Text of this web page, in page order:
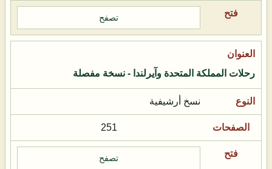
تصفح
رحلات المملكة المتحدة وآيرلندا - نسخة مفصلة
نسخ أرشيفية
251
تصفح